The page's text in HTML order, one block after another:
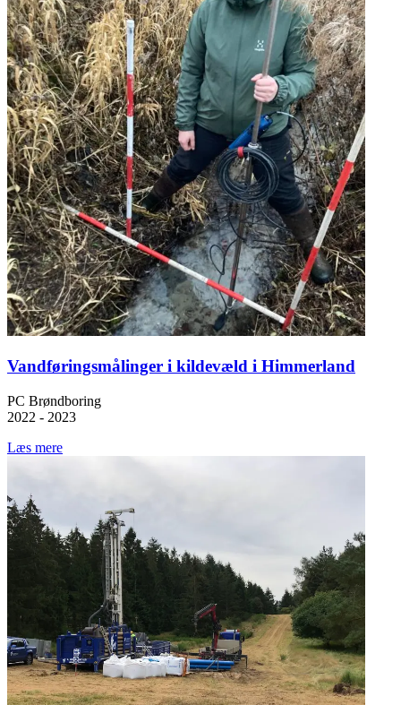
Vandføringsmålinger i kildevæld i Himmerland
PC Brøndboring
2022 - 2023
Læs mere